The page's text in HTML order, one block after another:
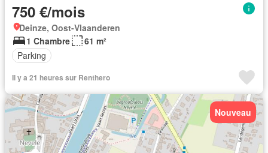
750 €/mois
Deinze, Oost-Vlaanderen
1 Chambre
61 m²
Parking
Il y a 21 heures sur Renthero
Nouveau